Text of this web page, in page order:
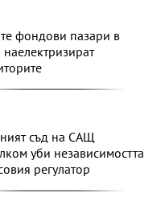
фондови пазари в
съд на САЩ
уби независимостта
регулатор